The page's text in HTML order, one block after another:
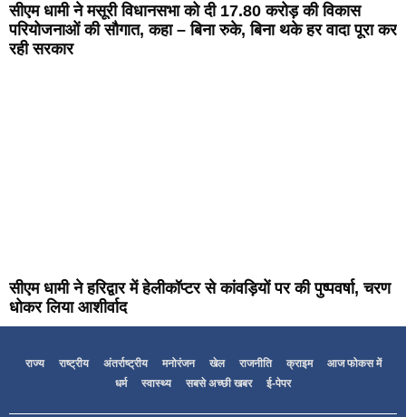
सीएम धामी ने मसूरी विधानसभा को दी 17.80 करोड़ की विकास
परियोजनाओं की सौगात, कहा – बिना रुके, बिना थके हर वादा पूरा कर
रही सरकार
सीएम धामी ने हरिद्वार में हेलीकॉप्टर से कांवड़ियों पर की पुष्पवर्षा, चरण
धोकर लिया आशीर्वाद
राज्य राष्ट्रीय अंतर्राष्ट्रीय मनोरंजन खेल राजनीति क्राइम
आज फोकस में
धर्म
स्वास्थ्य सबसे अच्छी खबर ई-पेपर